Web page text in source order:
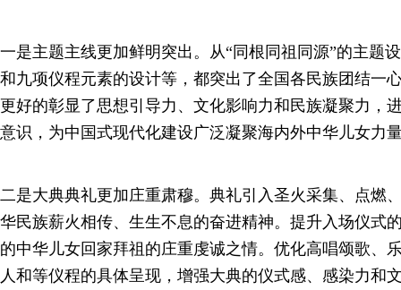
一是主题主线更加鲜明突出。从“同根同祖同源”的主题
和九项仪程元素的设计等，都突出了全国各民族团结一
更好的彰显了思想引导力、文化影响力和民族凝聚力，
意识，为中国式现代化建设广泛凝聚海内外中华儿女力
二是大典典礼更加庄重肃穆。典礼引入圣火采集、点燃
华民族薪火相传、生生不息的奋进精神。提升入场仪式
的中华儿女回家拜祖的庄重虔诚之情。优化高唱颂歌、
人和等仪程的具体呈现，增强大典的仪式感、感染力和